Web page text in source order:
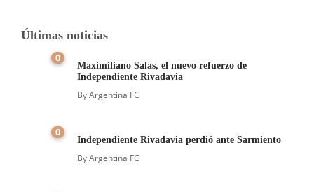
Últimas noticias
0
Maximiliano Salas, el nuevo refuerzo de
Independiente Rivadavia
ByArgentina FC
0
Independiente Rivadavia perdió ante Sarmiento
ByArgentina FC